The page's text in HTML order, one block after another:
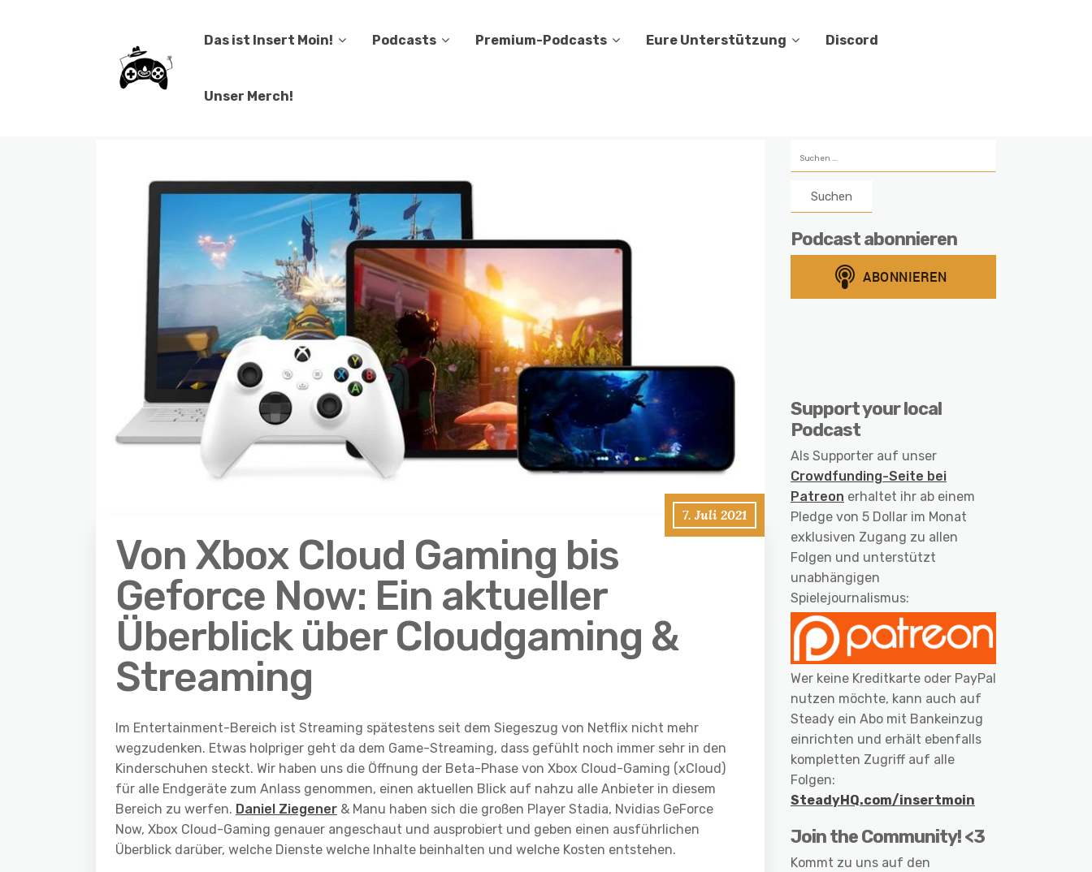
Das ist Insert Moin! Podcasts Premium-Podcasts Eure Unterstützung Discord
Unser Merch!
7. Juli 2021
Von Xbox Cloud Gaming bis
Geforce Now: Ein aktueller
Überblick über Cloudgaming &
Streaming
Im Entertainment-Bereich ist Streaming spätestens seit dem Siegeszug von Netflix nicht mehr
wegzudenken. Etwas holpriger geht da dem Game-Streaming, dass gefühlt noch immer sehr in den
Kinderschuhen steckt. Wir haben uns die Öffnung der Beta-Phase von Xbox Cloud-Gaming (xCloud)
für alle Endgeräte zum Anlass genommen, einen aktuellen Blick auf nahzu alle Anbieter in diesem
Bereich zu werfen. Daniel Ziegener & Manu haben sich die großen Player Stadia, Nvidias GeForce
Now, Xbox Cloud-Gaming genauer angeschaut und ausprobiert und geben einen ausführlichen
Überblick darüber, welche Dienste welche Inhalte beinhalten und welche Kosten entstehen.
nach:
Podcast abonnieren
Support your local
Podcast
Als Supporter auf unser
Crowdfunding-Seite bei
Patreon erhaltet ihr ab einem
Pledge von 5 Dollar im Monat
exklusiven Zugang zu allen
Folgen und unterstützt
unabhängigen
Spielejournalismus:
Wer keine Kreditkarte oder PayPal
nutzen möchte, kann auch auf
Steady ein Abo mit Bankeinzug
einrichten und erhält ebenfalls
kompletten Zugriff auf alle
Folgen:
SteadyHQ.com/insertmoin
Join the Community! <3
Kommt zu uns auf den